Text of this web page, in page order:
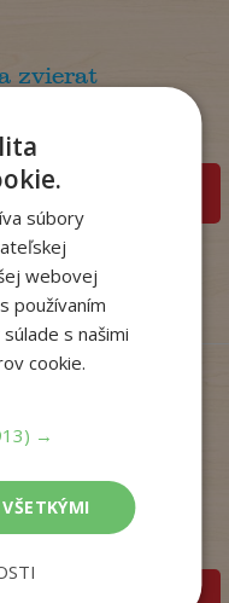
zvierat
pridať do košíka
Lea
súbory
webovej
používaním
s našimi
cookie.
→